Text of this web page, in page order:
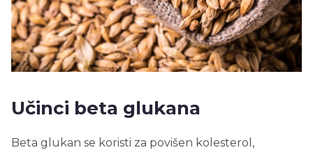
Učinci beta glukana
Beta glukan se koristi za povišen kolesterol,